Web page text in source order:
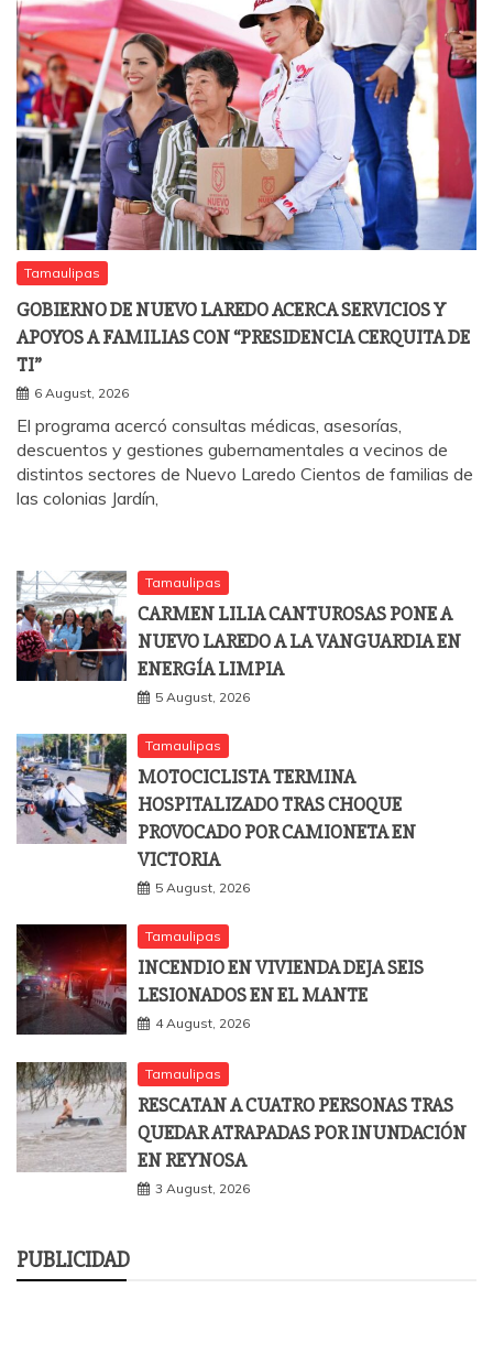
Tamaulipas
GOBIERNO DE NUEVO LAREDO ACERCA SERVICIOS Y
APOYOS A FAMILIAS CON “PRESIDENCIA CERQUITA DE
TI”
6 August, 2026
El programa acercó consultas médicas, asesorías,
descuentos y gestiones gubernamentales a vecinos de
distintos sectores de Nuevo Laredo Cientos de familias de
las colonias Jardín,
Tamaulipas
CARMEN LILIA CANTUROSAS PONE A
NUEVO LAREDO A LA VANGUARDIA EN
ENERGÍA LIMPIA
5 August, 2026
Tamaulipas
MOTOCICLISTA TERMINA
HOSPITALIZADO TRAS CHOQUE
PROVOCADO POR CAMIONETA EN
VICTORIA
5 August, 2026
Tamaulipas
INCENDIO EN VIVIENDA DEJA SEIS
LESIONADOS EN EL MANTE
4 August, 2026
Tamaulipas
RESCATAN A CUATRO PERSONAS TRAS
QUEDAR ATRAPADAS POR INUNDACIÓN
EN REYNOSA
3 August, 2026
PUBLICIDAD